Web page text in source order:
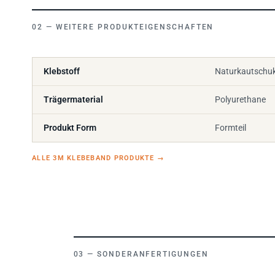
WEITERE PRODUKTEIGENSCHAFTEN
Klebstoff
Trägermaterial Polyurethane
Produkt Form Formteil
SONDERANFERTIGUNGEN